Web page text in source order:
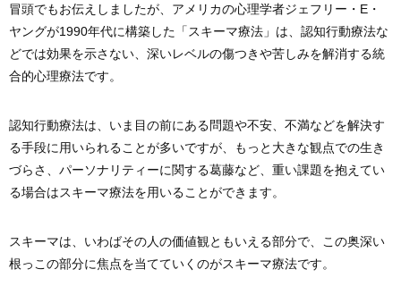
冒頭でもお伝えしましたが、アメリカの心理学者ジェフリー・E・
ヤングが1990年代に構築した「スキーマ療法」は、認知行動療法な
どでは効果を示さない、深いレベルの傷つきや苦しみを解消する統
合的心理療法です。
認知行動療法は、いま目の前にある問題や不安、不満などを解決す
る手段に用いられることが多いですが、もっと大きな観点での生き
づらさ、パーソナリティーに関する葛藤など、重い課題を抱えてい
る場合はスキーマ療法を用いることができます。
スキーマは、いわばその人の価値観ともいえる部分で、この奥深い
根っこの部分に焦点を当てていくのがスキーマ療法です。